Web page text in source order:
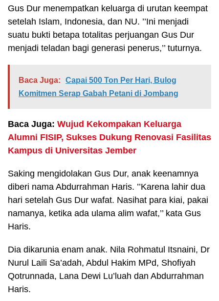
Gus Dur menempatkan keluarga di urutan keempat
setelah Islam, Indonesia, dan NU. ’’Ini menjadi
suatu bukti betapa totalitas perjuangan Gus Dur
menjadi teladan bagi generasi penerus,’’ tuturnya.
Baca Juga:
Capai 500 Ton Per Hari, Bulog
Komitmen Serap Gabah Petani di Jombang
Baca Juga: Wujud Kekompakan Keluarga
Alumni FISIP, Sukses Dukung Renovasi Fasilitas
Kampus di Universitas Jember
Saking mengidolakan Gus Dur, anak keenamnya
diberi nama Abdurrahman Haris. ’’Karena lahir dua
hari setelah Gus Dur wafat. Nasihat para kiai, pakai
namanya, ketika ada ulama alim wafat,’’ kata Gus
Haris.
Dia dikarunia enam anak. Nila Rohmatul Itsnaini, Dr
Nurul Laili Sa’adah, Abdul Hakim MPd, Shofiyah
Qotrunnada, Lana Dewi Lu’luah dan Abdurrahman
Haris.